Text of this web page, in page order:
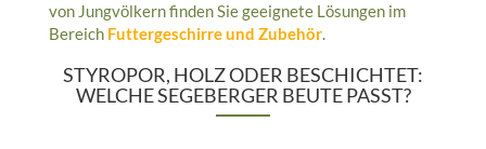
von Jungvölkern finden Sie geeignete Lösungen im
Bereich Futtergeschirre und Zubehör.
STYROPOR, HOLZ ODER BESCHICHTET:
WELCHE SEGEBERGER BEUTE PASST?